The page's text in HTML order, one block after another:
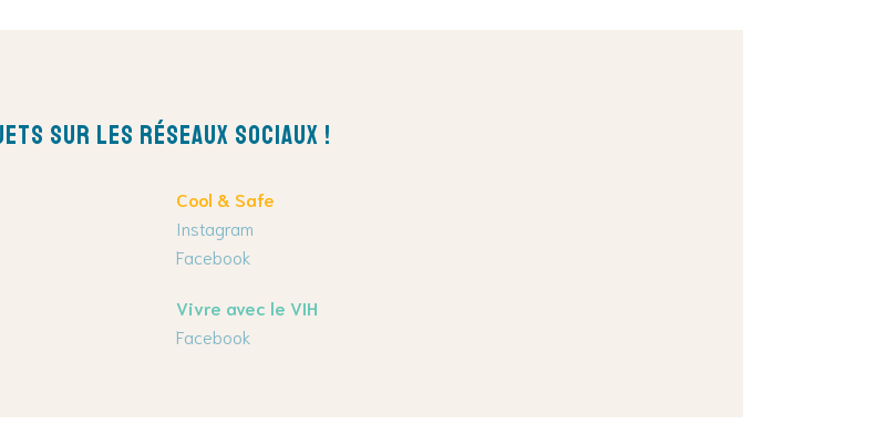
sur les réseaux sociaux !
Cool & Safe
Instagram
Facebook
Vivre avec le VIH
Facebook